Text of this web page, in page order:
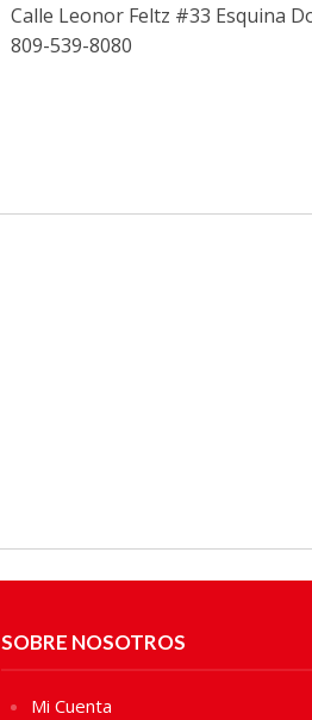
Calle Leonor Feltz #33 Esquina
809-539-8080
SOBRE NOSOTROS
Mi Cuenta